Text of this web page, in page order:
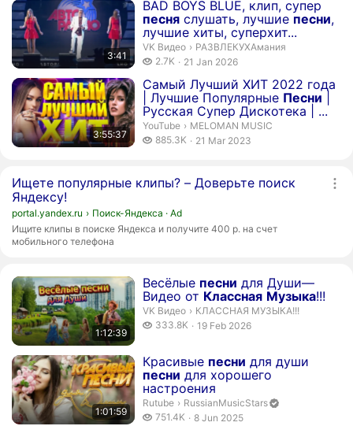
3:41
BAD BOYS BLUE, клип, супер
песня слушать, лучшие песни,
лучшие хиты, суперхит...
Duration 3 minutes 41 seconds
VK Видео › РАЗВЛЕКУХАмания.
РАЗВЛЕКУХАмания
2.7K
2.7 thousand views
21 Jan 2026
3:55:37
Самый Лучший ХИТ 2022 года
| Лучшие Популярные Песни
Русская Супер Дискотека | ...
Duration 3 hours 55 minutes 37 seconds
YouTube › MELOMAN MUSIC.
MELOMAN MUSIC
885.3K
885.3 thousand views
21 Mar 2023
Ищете популярные клипы? – Доверьте поиск
Яндексу!
portal.yandex.ru › Поиск-Яндекса
Ad
Ищите клипы в поиске Яндекса и получите 400 р. на счет
мобильного телефона
1:12:39
Весёлые песни для Души—
Видео от Классная Музыка!!!
Duration 1 hour 12 minutes 39 seconds
VK Видео › КЛАССНАЯ МУЗЫКА!!!.
КЛАССНАЯ МУЗЫКА!!!
333.8K
333.8 thousand views
19 Feb 2026
1:01:59
Красивые песни для души
песни для хорошего
настроения
Duration 1 hour 1 minute 59 seconds
Rutube › RussianMusicStars. Channel verified
RussianMusicStars
751.4K
751.4 thousand views
8 Jun 2025